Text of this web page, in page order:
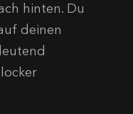
hinten. Du
deinen